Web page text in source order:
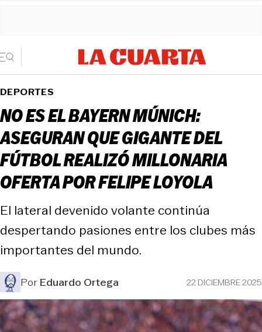
DEPORTES
NO ES EL BAYERN MÚNICH:
ASEGURAN QUE GIGANTE DEL
FÚTBOL REALIZÓ MILLONARIA
OFERTA POR FELIPE LOYOLA
El lateral devenido volante continúa
despertando pasiones entre los clubes más
importantes del mundo.
PorEduardo Ortega 22 DICIEMBRE 2025